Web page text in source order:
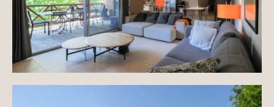
Tous nos biens